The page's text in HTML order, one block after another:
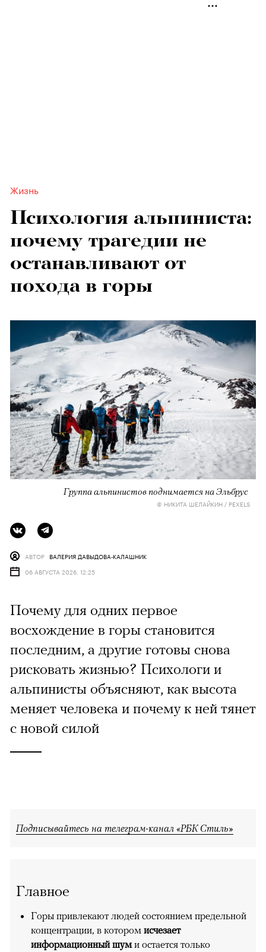
Жизнь
Психология альпиниста:
почему трагедии не
останавливают от
похода в горы
Группа альпинистов поднимается на Эльбрус
© НИКИТА ШЕЛАЙКИН / PEXELS
АВТОР ВАЛЕРИЯ ДАВЫДОВА-КАЛАШНИК
06 АВГУСТА 2026, 12:25
Почему для одних первое
восхождение в горы становится
последним, а другие готовы снова
рисковать жизнью? Психологи и
альпинисты объясняют, как высота
меняет человека и почему к ней тянет
с новой силой
Подписывайтесь на телеграм-канал «РБК Стиль»
Главное
Горы привлекают людей состоянием предельной
концентрации, в котором исчезает
информационный шуми остается только